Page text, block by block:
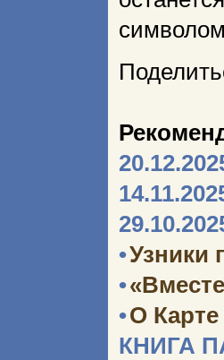
•Узники
•
•О
КНИГА